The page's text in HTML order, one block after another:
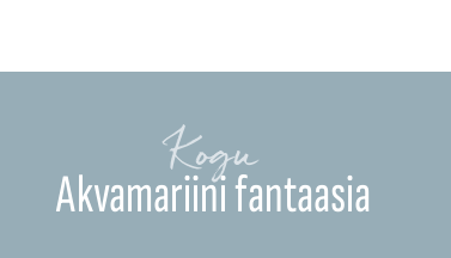
Akvamariini fantaasia
Kogu